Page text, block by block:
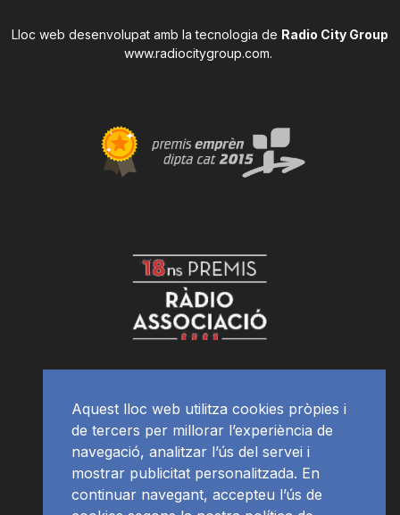
Lloc web desenvolupat amb la tecnologia de Radio City Group
www.radiocitygroup.com.
Aquest lloc web utilitza cookies pròpies i
de tercers per millorar l’experiència de
navegació, analitzar l’ús del servei i
mostrar publicitat personalitzada. En
continuar navegant, accepteu l’ús de